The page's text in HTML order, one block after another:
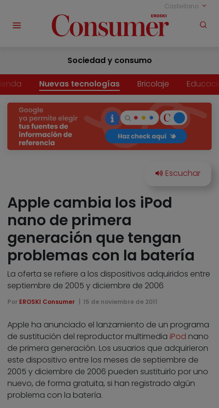
Castellano
Sociedad y consumo
Nuevas tecnologías Bricolaje
Apple cambia los iPod
nano de primera
generación que tengan
problemas con la batería
La oferta se refiere a los dispositivos adquiridos entre
septiembre de 2005 y diciembre de 2006
Por EROSKI Consumer 15 de noviembre de 2011
Apple ha anunciado el lanzamiento de un programa
de sustitución del reproductor multimedia iPod nano
de primera generación. Los usuarios que adquirieron
este dispositivo entre los meses de septiembre de
2005 y diciembre de 2006 pueden sustituirlo por uno
nuevo, de forma gratuita, si han registrado algún
problema con la batería.